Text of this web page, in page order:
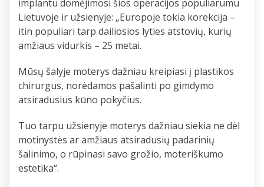
implantu domėjimosi šios operacijos populiarumu
Lietuvoje ir užsienyje: „Europoje tokia korekcija –
itin populiari tarp dailiosios lyties atstovių, kurių
amžiaus vidurkis – 25 metai.
Mūsų šalyje moterys dažniau kreipiasi į plastikos
chirurgus, norėdamos pašalinti po gimdymo
atsiradusius kūno pokyčius.
Tuo tarpu užsienyje moterys dažniau siekia ne dėl
motinystės ar amžiaus atsiradusių padarinių
šalinimo, o rūpinasi savo grožio, moteriškumo
estetika“.